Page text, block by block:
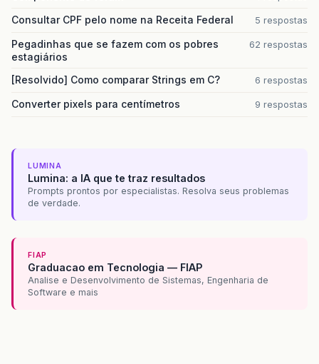
Consultar CPF pelo nome na Receita Federal 5 respostas
Pegadinhas que se fazem com os pobres
estagiários
62 respostas
[Resolvido] Como comparar Strings em C? 6 respostas
Converter pixels para centímetros 9 respostas
LUMINA
Lumina: a IA que te traz resultados
Prompts prontos por especialistas. Resolva seus problemas
de verdade.
FIAP
Graduacao em Tecnologia — FIAP
Analise e Desenvolvimento de Sistemas, Engenharia de
Software e mais